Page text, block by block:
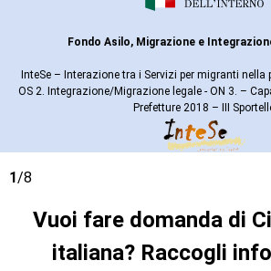
Fondo Asilo, Migrazione e
InteSe – Interazione tra i Servizi per migranti nella
OS 2. Integrazione/Migrazione legale - ON 3. –
Prefetture 2018 – III
1/8
Vuoi fare domanda di
italiana? Raccogli